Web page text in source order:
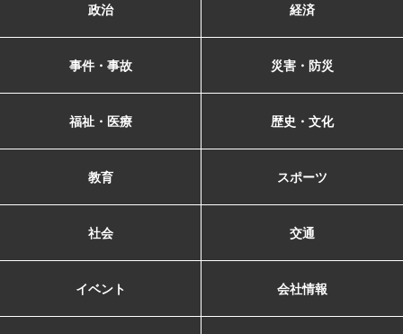
政治 経済
事件・事故 災害・防災
福祉・医療 歴史・文化
教育 スポーツ
社会 交通
イベント 会社情報